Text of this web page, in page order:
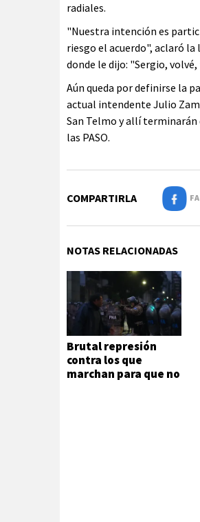
radiales.
"Nuestra intención es
riesgo el acuerdo", aclaró la
donde le dijo: "Sergio,
Aún queda por definirse la
actual intendente Julio
San Telmo y allí
las PASO.
COMPARTIRLA
NOTAS RELACIONADAS
Brutal represión
contra los que
marchan para que no